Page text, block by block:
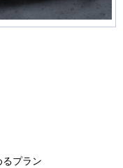
プラン